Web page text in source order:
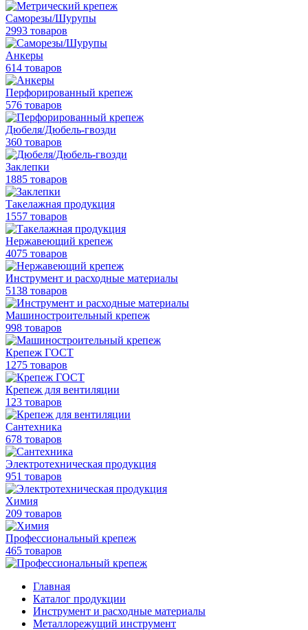
Саморезы/Шурупы
2993 товаров
Анкеры
614 товаров
Перфорированный крепеж
576 товаров
Дюбеля/Дюбель-гвозди
360 товаров
Заклепки
1885 товаров
Такелажная продукция
1557 товаров
Нержавеющий крепеж
4075 товаров
Инструмент и расходные материалы
5138 товаров
Машиностроительный крепеж
998 товаров
Крепеж ГОСТ
1275 товаров
Крепеж для вентиляции
123 товаров
Сантехника
678 товаров
Электротехническая продукция
951 товаров
Химия
209 товаров
Профессиональный крепеж
465 товаров
Главная
Каталог продукции
Инструмент и расходные материалы
Металлорежущий инструмент